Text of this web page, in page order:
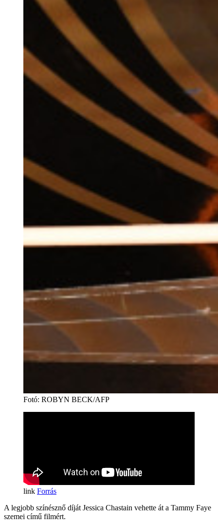
Fotó: ROBYN BECK/AFP
Forrás
A legjobb színésznő díját Jessica Chastain vehette át a Tammy Faye
szemei című filmért.